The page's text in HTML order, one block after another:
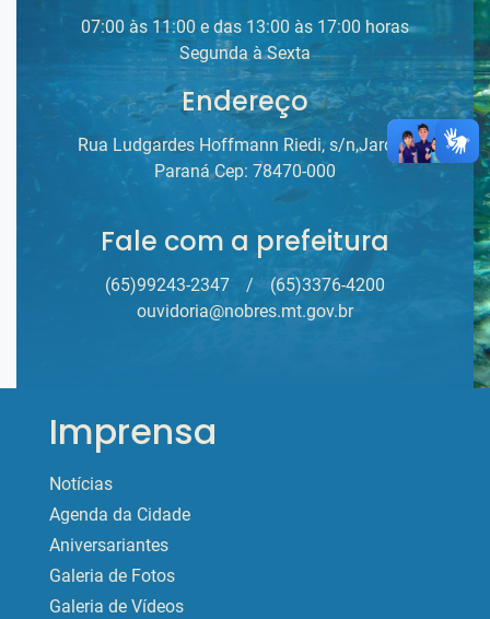
07:00 às 11:00 e das 13:00 às 17:00 horas
Segunda à Sexta
Endereço
Rua Ludgardes Hoffmann Riedi, s/n,Jardim
Paraná Cep: 78470-000
Fale com a prefeitura
(65)99243-2347 /
(65)3376-4200
ouvidoria@nobres.mt.gov.br
Imprensa
Notícias
Agenda da Cidade
Aniversariantes
Galeria de Fotos
Galeria de Vídeos